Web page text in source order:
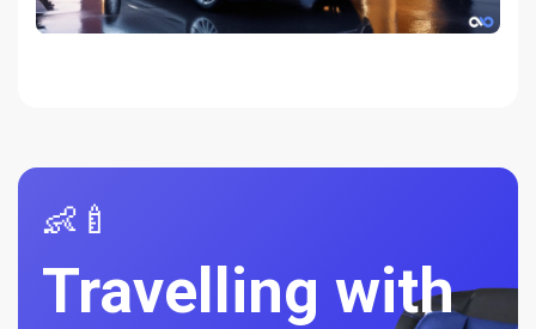
👶🍼
Travelling with